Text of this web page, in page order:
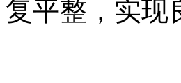
复平整，实现